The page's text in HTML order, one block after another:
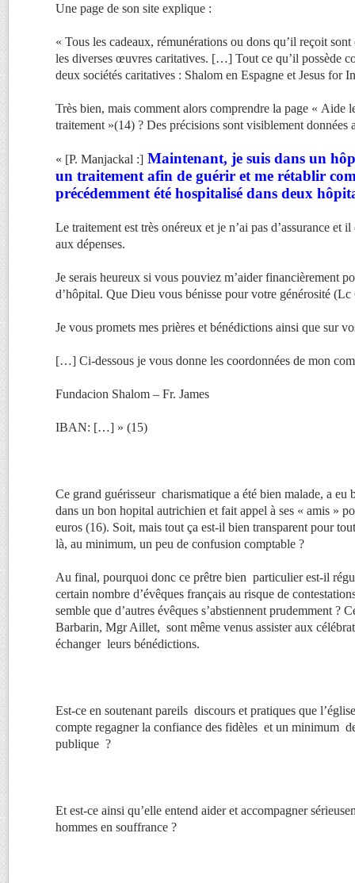
Une page de son site explique :
« Tous les cadeaux, rémunérations ou dons qu’il reçoit
les diverses œuvres caritatives. […] Tout ce qu’il possède
deux sociétés caritatives : Shalom en Espagne et Jesus for
Très bien, mais comment alors comprendre la page « Aide
traitement »(14) ? Des précisions sont visiblement données
« [P. Manjackal :] Maintenant, je suis dans un
un traitement afin de guérir et me rétablir
précédemment été hospitalisé dans deux
Le traitement est très onéreux et je n’ai pas d’assurance et
aux dépenses.
Je serais heureux si vous pouviez m’aider financièrement
d’hôpital. Que Dieu vous bénisse pour votre générosité (Lc
Je vous promets mes prières et bénédictions ainsi que sur
[…] Ci-dessous je vous donne les coordonnées de mon
Fundacion Shalom – Fr. James
IBAN: […] » (15)
Ce grand guérisseur charismatique a été bien malade, a eu
dans un bon hopital autrichien et fait appel à ses « amis »
euros (16). Soit, mais tout ça est-il bien transparent pour
là, au minimum, un peu de confusion comptable ?
Au final, pourquoi donc ce prêtre bien particulier est-il
certain nombre d’évêques français au risque de
semble que d’autres évêques s’abstiennent prudemment ?
Barbarin, Mgr Aillet, sont même venus assister aux
échanger leurs bénédictions.
Est-ce en soutenant pareils discours et pratiques que
compte regagner la confiance des fidèles et un minimum
publique ?
Et est-ce ainsi qu’elle entend aider et accompagner
hommes en souffrance ?